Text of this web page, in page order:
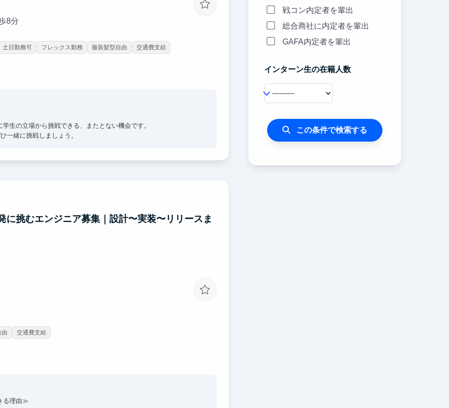
8分
土日勤務可 フレックス勤務 服装髪型自由 交通費支給
生の立場から挑戦できる、またとない機会です。
一緒に挑戦しましょう。
に挑むエンジニア募集｜設計〜実装〜リリースま
由 交通費支給
る理由≫
戦コン内定者を輩出
総合商社に内定者を輩出
GAFA内定者を輩出
インターン生の在籍人数
この条件で検索する